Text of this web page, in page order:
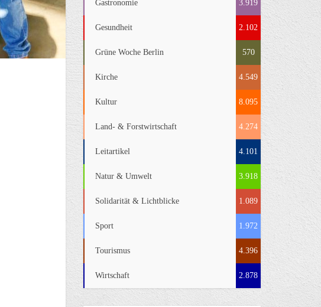
Gastronomie 3.919
Gesundheit 2.102
Grüne Woche Berlin 570
Kirche 4.549
Kultur 8.095
Land- & Forstwirtschaft 4.274
Leitartikel 4.101
Natur & Umwelt 3.918
Solidarität & Lichtblicke 1.089
Sport 1.972
Tourismus 4.396
Wirtschaft 2.878